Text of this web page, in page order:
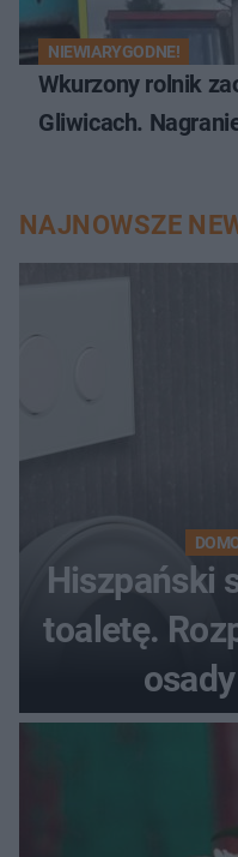
NIEWIARYGODNE!
Wkurzony rolnik
Gliwicach.
NAJNOWSZE
Hiszpański
toaletę.